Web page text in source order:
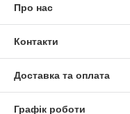
Про нас
Контакти
Доставка та оплата
Графік роботи